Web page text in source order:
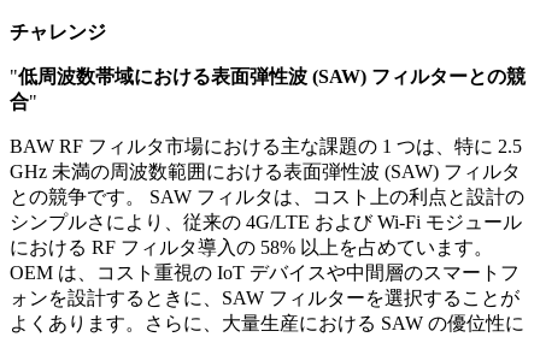
チャレンジ
"低周波数帯域における表面弾性波 (SAW) フィルターとの競
合"
BAW RF フィルタ市場における主な課題の 1 つは、特に 2.5
GHz 未満の周波数範囲における表面弾性波 (SAW) フィルタ
との競争です。 SAW フィルタは、コスト上の利点と設計の
シンプルさにより、従来の 4G/LTE および Wi-Fi モジュール
における RF フィルタ導入の 58% 以上を占めています。
OEM は、コスト重視の IoT デバイスや中間層のスマートフ
ォンを設計するときに、SAW フィルターを選択することが
よくあります。さらに、大量生産における SAW の優位性に